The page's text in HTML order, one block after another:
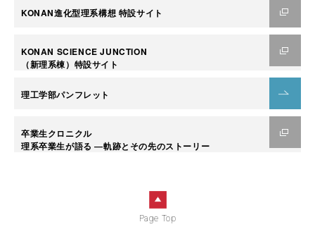
KONAN進化型理系構想 特設サイト
KONAN SCIENCE JUNCTION
（新理系棟）特設サイト
理工学部パンフレット
卒業生クロニクル
理系卒業生が語る ―軌跡とその先のストーリー
Page Top